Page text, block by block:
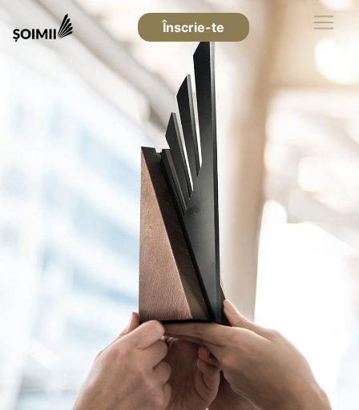
Înscrie-te